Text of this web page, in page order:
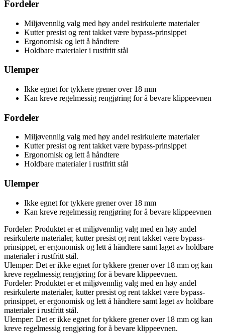
Fordeler
Miljøvennlig valg med høy andel resirkulerte materialer
Kutter presist og rent takket være bypass-prinsippet
Ergonomisk og lett å håndtere
Holdbare materialer i rustfritt stål
Ulemper
Ikke egnet for tykkere grener over 18 mm
Kan kreve regelmessig rengjøring for å bevare klippeevnen
Fordeler
Miljøvennlig valg med høy andel resirkulerte materialer
Kutter presist og rent takket være bypass-prinsippet
Ergonomisk og lett å håndtere
Holdbare materialer i rustfritt stål
Ulemper
Ikke egnet for tykkere grener over 18 mm
Kan kreve regelmessig rengjøring for å bevare klippeevnen
Fordeler: Produktet er et miljøvennlig valg med en høy andel
resirkulerte materialer, kutter presist og rent takket være bypass-
prinsippet, er ergonomisk og lett å håndtere samt laget av holdbare
materialer i rustfritt stål.
Ulemper: Det er ikke egnet for tykkere grener over 18 mm og kan
kreve regelmessig rengjøring for å bevare klippeevnen.
Fordeler: Produktet er et miljøvennlig valg med en høy andel
resirkulerte materialer, kutter presist og rent takket være bypass-
prinsippet, er ergonomisk og lett å håndtere samt laget av holdbare
materialer i rustfritt stål.
Ulemper: Det er ikke egnet for tykkere grener over 18 mm og kan
kreve regelmessig rengjøring for å bevare klippeevnen.